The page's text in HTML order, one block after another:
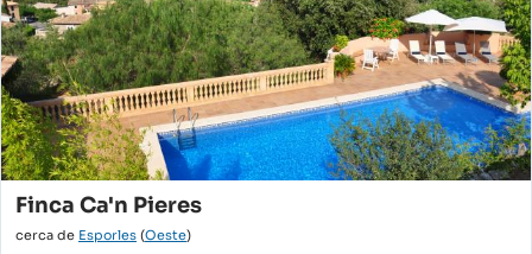
Finca Ca'n Pieres
cerca de Esporles (Oeste)